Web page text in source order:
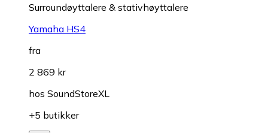
Surroundøyttalere & stativhøyttalere
Yamaha HS4
fra
2 869 kr
hos SoundStoreXL
+5 butikker